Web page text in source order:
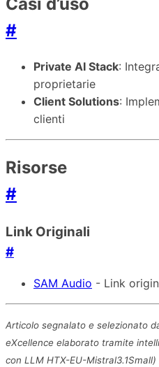
#
Private AI Stack:
proprietarie
Client Solutions:
clienti
Risorse
#
Link Originali
#
SAM Audio - Link
Articolo segnalato e selezionato
eXcellence elaborato tramite
con LLM HTX-EU-Mistral3.1Small)